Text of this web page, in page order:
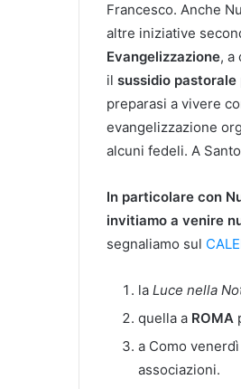
Francesco. Anche
altre iniziative
Evangelizzazione, a
il sussidio pastorale
preparasi a vivere
evangelizzazione
alcuni fedeli. A
In particolare con
invitiamo a venire
segnaliamo sul
la Luce nella
quella a ROMA
a Como
associazioni.